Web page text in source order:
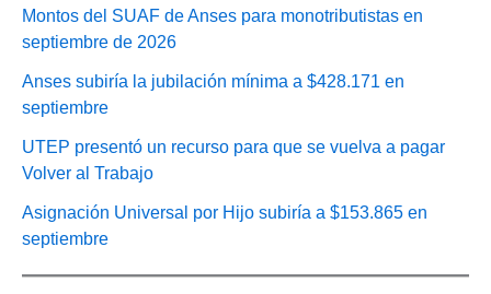
Montos del SUAF de Anses para monotributistas en
septiembre de 2026
Anses subiría la jubilación mínima a $428.171 en
septiembre
UTEP presentó un recurso para que se vuelva a pagar
Volver al Trabajo
Asignación Universal por Hijo subiría a $153.865 en
septiembre